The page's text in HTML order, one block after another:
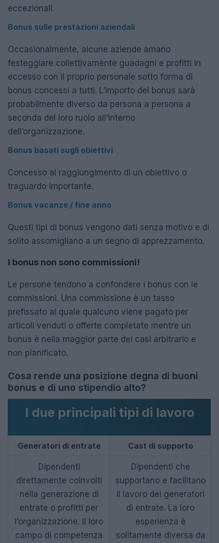
eccezionali.
Bonus sulle prestazioni aziendali
Occasionalmente, alcune aziende amano
festeggiare collettivamente guadagni e profitti in
eccesso con il proprio personale sotto forma di
bonus concessi a tutti. L’importo del bonus sarà
probabilmente diverso da persona a persona a
seconda del loro ruolo all’interno
dell’organizzazione.
Bonus basati sugli obiettivi
Concesso al raggiungimento di un obiettivo o
traguardo importante.
Bonus vacanze / fine anno
Questi tipi di bonus vengono dati senza motivo e di
solito assomigliano a un segno di apprezzamento.
I bonus non sono commissioni!
Le persone tendono a confondere i bonus con le
commissioni. Una commissione è un tasso
prefissato al quale qualcuno viene pagato per
articoli venduti o offerte completate mentre un
bonus è nella maggior parte dei casi arbitrario e
non pianificato.
Cosa rende una posizione degna di buoni
bonus e di uno stipendio alto?
I due principali tipi di lavoro
Generatori di entrate Cast di supporto
Dipendenti
direttamente coinvolti
nella generazione di
entrate o profitti per
l’organizzazione. Il loro
campo di competenza
Dipendenti che
supportano e facilitano
il lavoro dei generatori
di entrate. La loro
esperienza è
solitamente diversa da